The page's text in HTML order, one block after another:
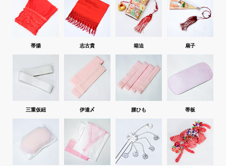
帯揚 志古貴 箱迫 扇子
三重仮紐 伊達〆 腰ひも 帯板